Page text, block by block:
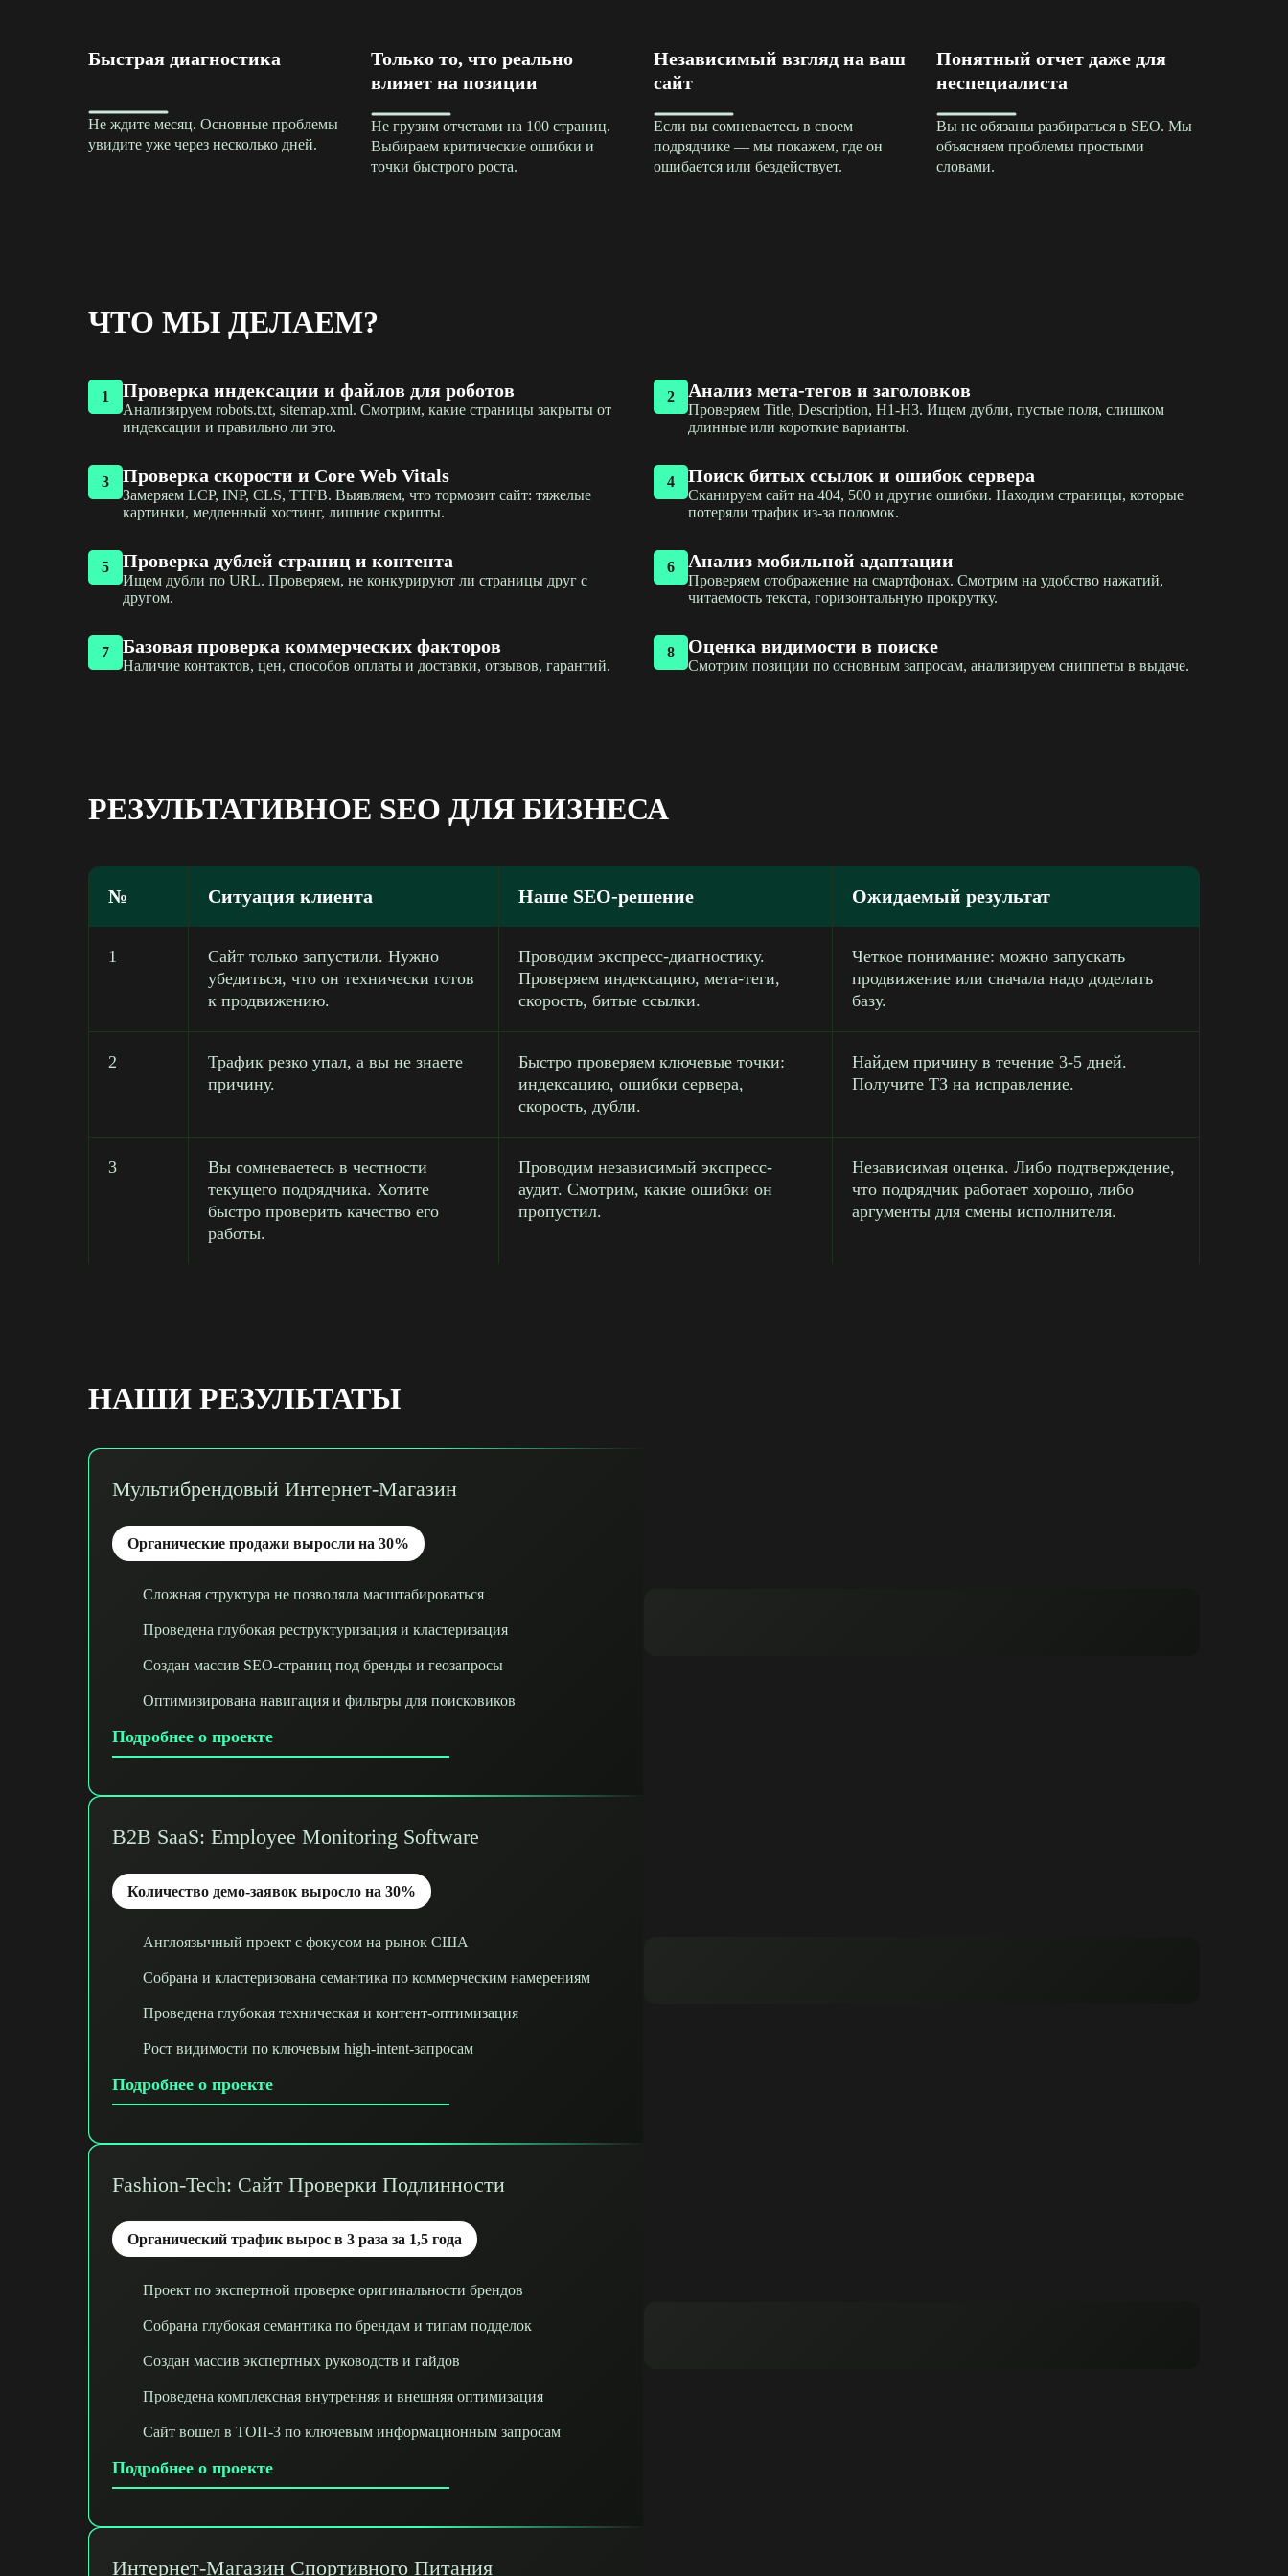
Быстрая диагностика
Не ждите месяц. Основные проблемы
увидите уже через несколько дней.
Только то, что реально
влияет на позиции
Не грузим отчетами на 100 страниц.
Выбираем критические ошибки и
точки быстрого роста.
Независимый взгляд на ваш
сайт
Если вы сомневаетесь в своем
подрядчике — мы покажем, где он
ошибается или бездействует.
Понятный отчет даже для
неспециалиста
Вы не обязаны разбираться в SEO. Мы
объясняем проблемы простыми
словами.
ЧТО МЫ ДЕЛАЕМ?
1 Проверка индексации и файлов для роботов
Анализируем robots.txt, sitemap.xml. Смотрим, какие страницы закрыты от
индексации и правильно ли это.
2 Анализ мета-тегов и заголовков
Проверяем Title, Description, H1-H3. Ищем дубли, пустые поля, слишком
длинные или короткие варианты.
3 Проверка скорости и Core Web Vitals
Замеряем LCP, INP, CLS, TTFB. Выявляем, что тормозит сайт: тяжелые
картинки, медленный хостинг, лишние скрипты.
4 Поиск битых ссылок и ошибок сервера
Сканируем сайт на 404, 500 и другие ошибки. Находим страницы, которые
потеряли трафик из-за поломок.
5 Проверка дублей страниц и контента
Ищем дубли по URL. Проверяем, не конкурируют ли страницы друг с
другом.
6 Анализ мобильной адаптации
Проверяем отображение на смартфонах. Смотрим на удобство нажатий,
читаемость текста, горизонтальную прокрутку.
7 Базовая проверка коммерческих факторов
Наличие контактов, цен, способов оплаты и доставки, отзывов, гарантий.
8 Оценка видимости в поиске
Смотрим позиции по основным запросам, анализируем сниппеты в выдаче.
РЕЗУЛЬТАТИВНОЕ SEO ДЛЯ БИЗНЕСА
№ Ситуация клиента Наше SEO-решение Ожидаемый результат
1
Сайт только запустили. Нужно
убедиться, что он технически готов
к продвижению.
Проводим экспресс-диагностику.
Проверяем индексацию, мета-теги,
скорость, битые ссылки.
Четкое понимание: можно запускать
продвижение или сначала надо доделать
базу.
2
Трафик резко упал, а вы не знаете
причину.
Быстро проверяем ключевые точки:
индексацию, ошибки сервера,
скорость, дубли.
Найдем причину в течение 3-5 дней.
Получите ТЗ на исправление.
3
Вы сомневаетесь в честности
текущего подрядчика. Хотите
быстро проверить качество его
работы.
Проводим независимый экспресс-
аудит. Смотрим, какие ошибки он
пропустил.
Независимая оценка. Либо подтверждение,
что подрядчик работает хорошо, либо
аргументы для смены исполнителя.
НАШИ РЕЗУЛЬТАТЫ
Мультибрендовый Интернет-Магазин
Органические продажи выросли на 30%
Сложная структура не позволяла масштабироваться
Проведена глубокая реструктуризация и кластеризация
Создан массив SEO-страниц под бренды и геозапросы
Оптимизирована навигация и фильтры для поисковиков
Подробнее о проекте
B2B SaaS: Employee Monitoring Software
Количество демо-заявок выросло на 30%
Англоязычный проект с фокусом на рынок США
Собрана и кластеризована семантика по коммерческим намерениям
Проведена глубокая техническая и контент-оптимизация
Рост видимости по ключевым high-intent-запросам
Подробнее о проекте
Fashion-Tech: Сайт Проверки Подлинности
Органический трафик вырос в 3 раза за 1,5 года
Проект по экспертной проверке оригинальности брендов
Собрана глубокая семантика по брендам и типам подделок
Создан массив экспертных руководств и гайдов
Проведена комплексная внутренняя и внешняя оптимизация
Сайт вошел в ТОП-3 по ключевым информационным запросам
Подробнее о проекте
Интернет-Магазин Спортивного Питания